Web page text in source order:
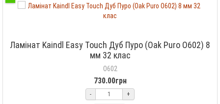
Ламінат Kaindl Easy Touch Дуб Пуро (Oak Puro O602) 8
мм 32 клас
O602
730.00грн
- +